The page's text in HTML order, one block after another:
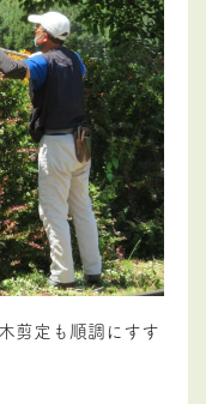
剪定も順調にすす